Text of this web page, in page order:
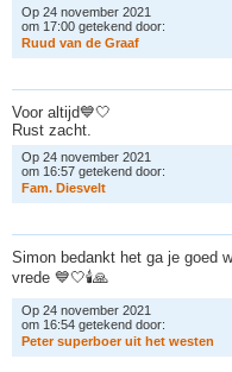
Op 24 november 2021
om 17:00 getekend door:
Ruud van de Graaf
Voor altijd💙🤍
Rust zacht.
Op 24 november 2021
om 16:57 getekend door:
Fam. Diesvelt
Simon bedankt het ga je goed
vrede 💙🤍🕯🙏
Op 24 november 2021
om 16:54 getekend door:
Peter superboer uit het westen